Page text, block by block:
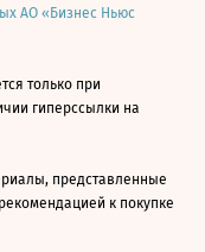
АО «Бизнес Ньюс
только при
гиперссылки на
представленные
к покупке